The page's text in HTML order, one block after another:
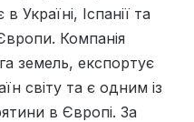
Україні, Іспанії та
Компанія
земель, експортує
світу та є одним із
в Європі. За